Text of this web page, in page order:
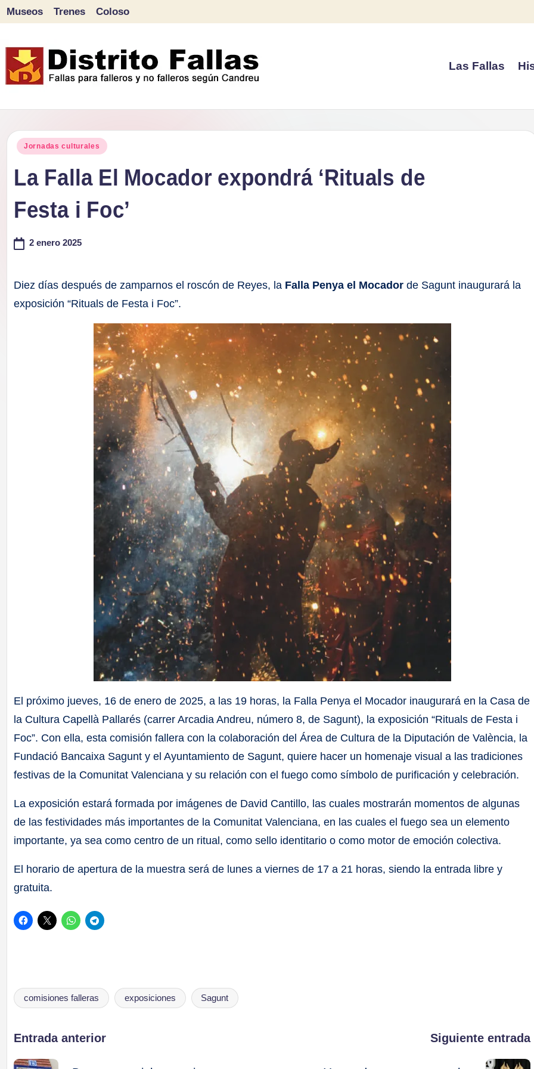
contenido
Museos Trenes Coloso
Las Fallas
Publicado
Jornadas culturales
La Falla El Mocador expondrá ‘Rituals de
Festa i Foc’
2 enero 2025
Diez días después de zamparnos el roscón de Reyes, la Falla Penya el Mocador de Sagunt inaugurará la
exposición “Rituals de Festa i Foc”.
El próximo jueves, 16 de enero de 2025, a las 19 horas, la Falla Penya el Mocador inaugurará en la Casa de
la Cultura Capellà Pallarés (carrer Arcadia Andreu, número 8, de Sagunt), la exposición “Rituals de Festa i
Foc”. Con ella, esta comisión fallera con la colaboración del Área de Cultura de la Diputación de València, la
Fundació Bancaixa Sagunt y el Ayuntamiento de Sagunt, quiere hacer un homenaje visual a las tradiciones
festivas de la Comunitat Valenciana y su relación con el fuego como símbolo de purificación y celebración.
La exposición estará formada por imágenes de David Cantillo, las cuales mostrarán momentos de algunas
de las festividades más importantes de la Comunitat Valenciana, en las cuales el fuego sea un elemento
importante, ya sea como centro de un ritual, como sello identitario o como motor de emoción colectiva.
El horario de apertura de la muestra será de lunes a viernes de 17 a 21 horas, siendo la entrada libre y
gratuita.
Etiquetas:
comisiones falleras exposiciones Sagunt
Navegación
Entrada anterior Siguiente entrada